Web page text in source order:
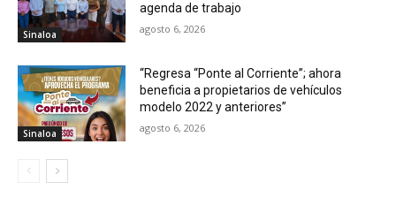
Sinaloa
agenda de trabajo
agosto 6, 2026
Sinaloa
“Regresa “Ponte al Corriente”; ahora
beneficia a propietarios de vehículos
modelo 2022 y anteriores”
agosto 6, 2026